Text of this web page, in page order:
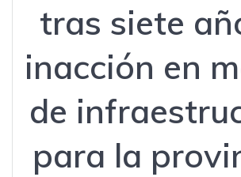
tras siete
inacción en
de
para la